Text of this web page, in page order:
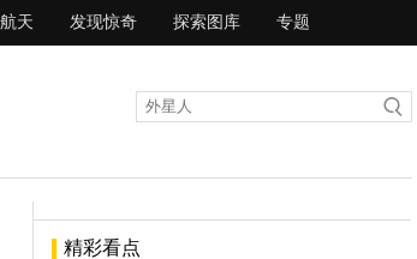
天 发现惊奇 探索图库 专题
精彩看点